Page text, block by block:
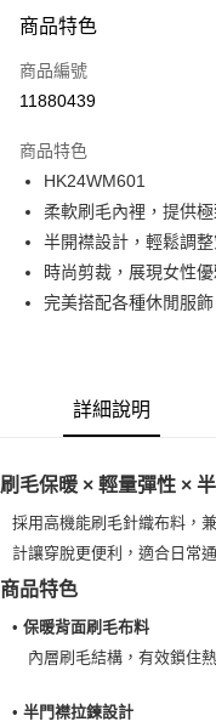
信用卡一次付款
LINE Pay
街口支付
悠遊付
ATM付款
每筆NT$100
全家超取(2000以上免運)
每筆NT$100，滿
一般7-11取貨
每筆NT$100
7-11超取(2000以上免運)
每筆NT$100，滿
每筆NT$100
商品特色
商品編號
11880439
商品特色
HK24WM601
柔軟刷毛內裡，提供極
半開襟設計，輕鬆調整
時尚剪裁，展現女性優
完美搭配各種休閒服
詳細說明
刷毛保暖 × 輕量彈性 ×
採用高機能刷毛針織布料，
計讓穿脫更便利，適合日常
商品特色
• 保暖背面刷毛布料
內層刷毛結構，有效鎖住
• 半門襟拉鍊設計